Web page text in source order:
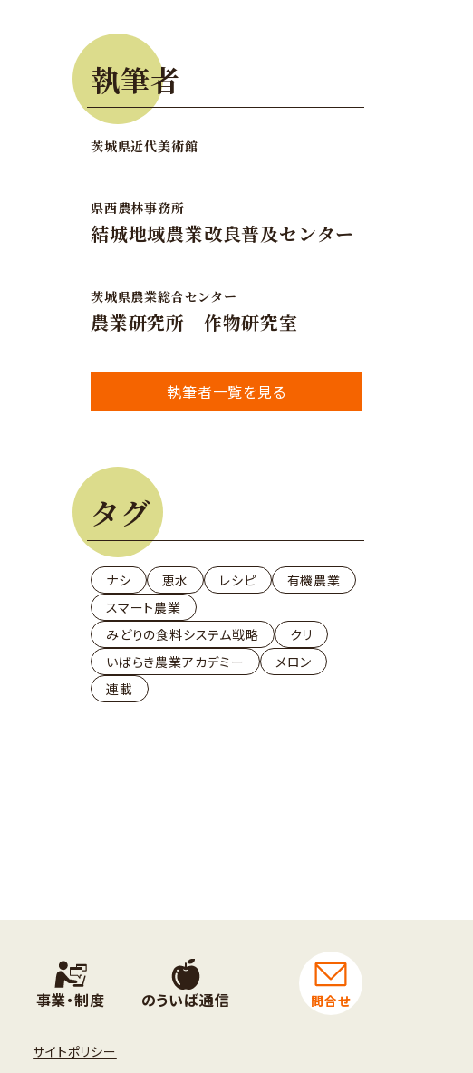
執筆者
茨城県近代美術館
県西農林事務所
結城地域農業改良普及センター
茨城県農業総合センター
農業研究所 作物研究室
執筆者一覧を見る
タグ
ナシ 恵水 レシピ
有機農業
スマート農業
みどりの食料システム戦略
クリ
いばらき農業アカデミー
メロン
連載
事業・制度 のういば通信 問合せ
サイトポリシー